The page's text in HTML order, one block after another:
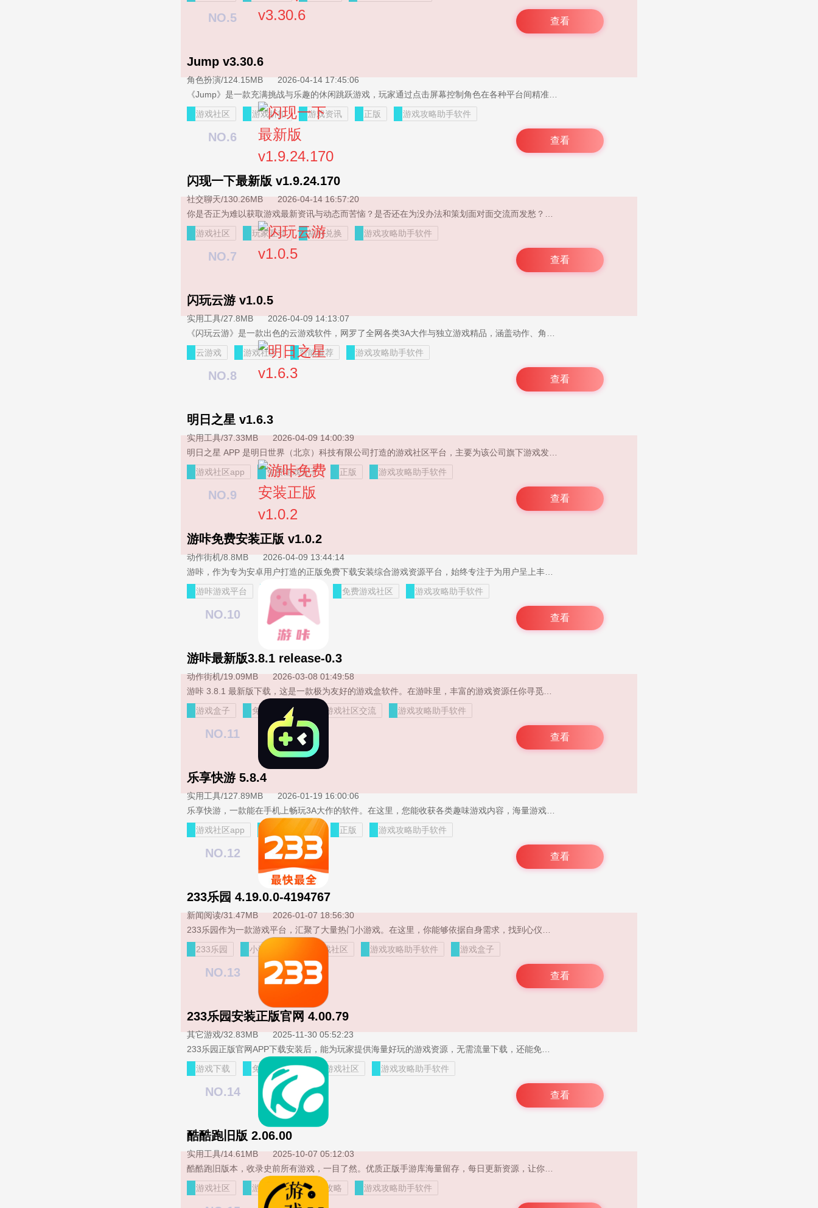
NO.5
Jump v3.30.6
角色扮演/124.15MB
2026-04-14 17:45:06
游戏社区
游戏折扣 游戏资讯 正版 游戏攻略助手软件
查看
NO.6
闪现一下最新版 v1.9.24.170
社交聊天/130.26MB
2026-04-14 16:57:20
游戏社区
玩家互动 福利兑换 游戏攻略助手软件
查看
NO.7
闪玩云游 v1.0.5
实用工具/27.8MB
2026-04-09 14:13:07
云游戏
游戏社区 智能推荐 游戏攻略助手软件
查看
NO.8
明日之星 v1.6.3
实用工具/37.33MB
2026-04-09 14:00:39
游戏社区app
免费游戏盒子 正版 游戏攻略助手软件
查看
NO.9
游咔免费安装正版 v1.0.2
动作街机/8.8MB
2026-04-09 13:44:14
游咔游戏平台
正版游戏下载 免费游戏社区 游戏攻略助手软件
查看
NO.10
游咔最新版3.8.1 release-0.3
动作街机/19.09MB
2026-03-08 01:49:58
游戏盒子
免费游戏下载 游戏社区交流 游戏攻略助手软件
查看
NO.11
乐享快游 5.8.4
实用工具/127.89MB
2026-01-19 16:00:06
游戏社区app
游戏玩家社区 正版 游戏攻略助手软件
查看
NO.12
233乐园 4.19.0.0-4194767
新闻阅读/31.47MB
2026-01-07 18:56:30
233乐园
小游戏平台 游戏社区 游戏攻略助手软件 游戏盒子
查看
NO.13
233乐园安装正版官网 4.00.79
其它游戏/32.83MB
2025-11-30 05:52:23
游戏下载
免费试玩 热门游戏社区 游戏攻略助手软件
查看
NO.14
酷酷跑旧版 2.06.00
实用工具/14.61MB
2025-10-07 05:12:03
游戏社区
游戏资源 游戏攻略 游戏攻略助手软件
查看